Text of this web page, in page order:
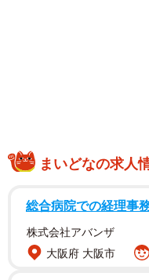
んに語り、立ち見も出
しよう。
まいどなの求人
総合病院での経理事
株式会社アバンザ
大阪府 大阪市